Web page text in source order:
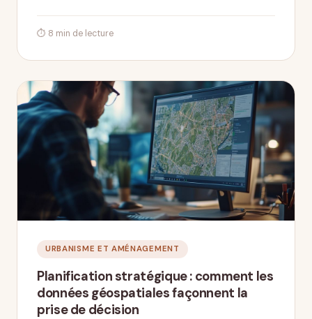
⏱ 8 min de lecture
URBANISME ET AMÉNAGEMENT
Planification stratégique : comment les
données géospatiales façonnent la
prise de décision